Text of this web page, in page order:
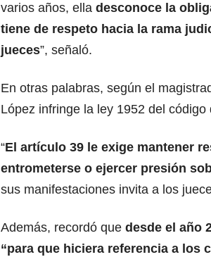
varios años, ella desconoce la
tiene de respeto hacia la rama
jueces”, señaló.
En otras palabras, según el
López infringe la ley 1952 del código
“El artículo 39 le exige mantener
entrometerse o ejercer presión
sus manifestaciones invita a los
Además, recordó que desde el año
“para que hiciera referencia a los